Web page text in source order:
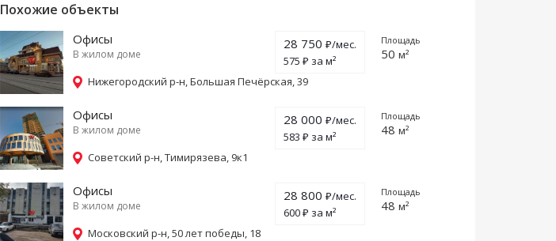
Похожие объекты
Офисы
В жилом доме
28 750 ₽/мес.
575 ₽ за м²
Площадь
50 м²
Нижегородский р-н, Большая Печёрская, 39
Офисы
В жилом доме
28 000 ₽/мес.
583 ₽ за м²
Площадь
48 м²
Советский р-н, Тимирязева, 9к1
Офисы
В жилом доме
28 800 ₽/мес.
600 ₽ за м²
Площадь
48 м²
Московский р-н, 50 лет победы, 18